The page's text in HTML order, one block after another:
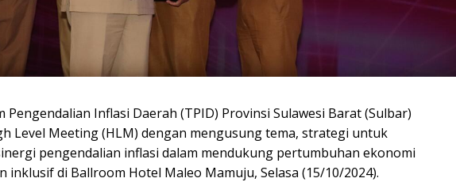
Pengendalian Inflasi Daerah (TPID) Provinsi Sulawesi Barat (Sulbar)
Level Meeting (HLM) dengan mengusung tema, strategi untuk
pengendalian inflasi dalam mendukung pertumbuhan ekonomi
inklusif di Ballroom Hotel Maleo Mamuju, Selasa (15/10/2024).